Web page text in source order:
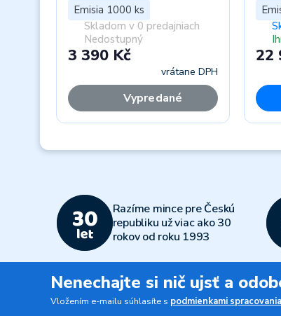
Emisia 1000 ks
Skladom v 0 predajniach
Nedostupný
3 390 Kč
vrátane DPH
Vypredané
22
Razíme mince pre Českú
republiku už viac ako 30
rokov od roku 1993
Nenechajte si nič ujsť a
Vložením e-mailu súhlasíte s podmienkami